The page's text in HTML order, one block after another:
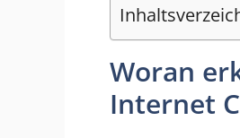
Woran
Internet